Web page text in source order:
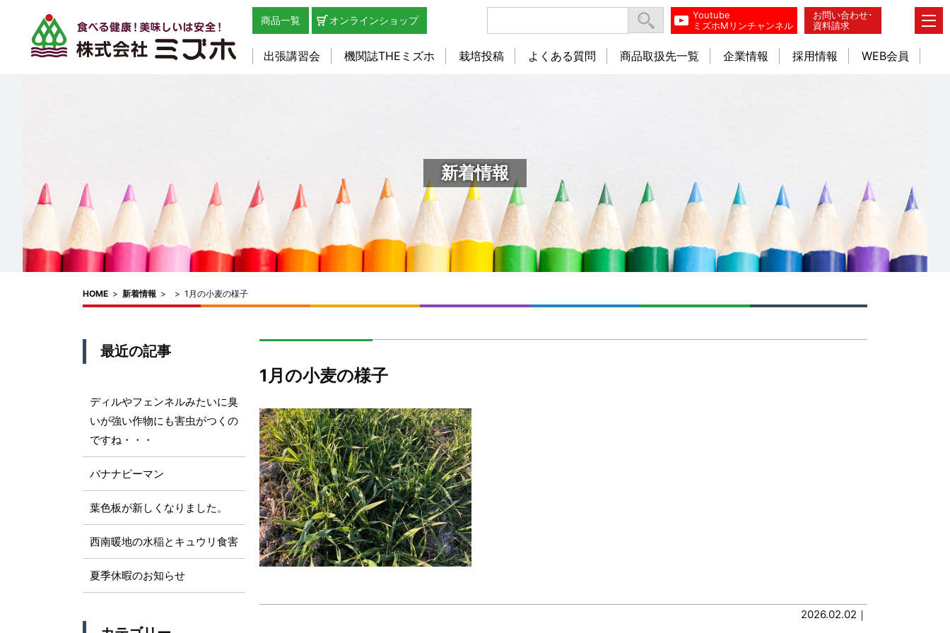
お問い合わせ･
資料請求
Youtube
ミズホMリンチャンネル
商品一覧 オンラインショップ
出張講習会 機関誌THEミズホ 栽培投稿 よくある質問 商品取扱先一覧 企業情報 採用情報 WEB会員
新着情報
HOME > 新着情報 > > 1月の小麦の様子
1月の小麦の様子
2026.02.02｜
最近の記事
ディルやフェンネルみたいに臭
いが強い作物にも害虫がつくの
ですね・・・
バナナピーマン
葉色板が新しくなりました。
西南暖地の水稲とキュウリ食害
夏季休暇のお知らせ